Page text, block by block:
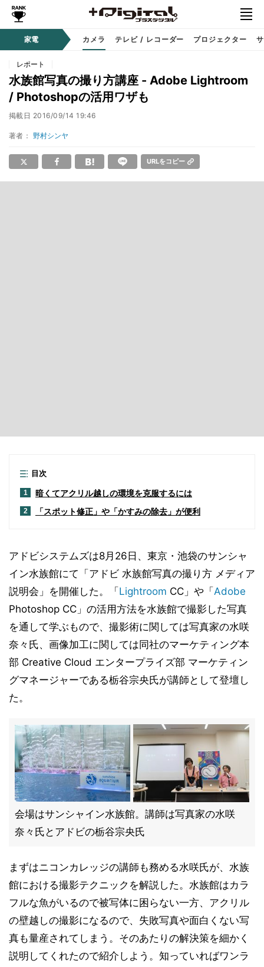
家電 カメラ テレビ / レコーダー プロジェクター
レポート
水族館写真の撮り方講座 - Adobe Lightroom
/ Photoshopの活用ワザも
掲載日 2016/09/14 19:46
著者： 野村シンヤ
URLをコピー
目次
1 暗くてアクリル越しの環境を克服するには
2 「スポット修正」や「かすみの除去」が便利
アドビシステムズは8月26日、東京・池袋のサンシャ
イン水族館にて「アドビ 水族館写真の撮り方 メディア
説明会」を開催した。「 Lightroom CC」や「 Adobe
Photoshop CC」の活用方法を水族館で撮影した写真
を通して学ぶもので、撮影術に関しては写真家の水咲
奈々氏、画像加工に関しては同社のマーケティング本
部 Creative Cloud エンタープライズ部 マーケティン
グマネージャーである栃谷宗央氏が講師として登壇し
た。
会場はサンシャイン水族館。講師は写真家の水咲
奈々氏とアドビの栃谷宗央氏
まずはニコンカレッジの講師も務める水咲氏が、水族
館における撮影テクニックを解説した。水族館はカラ
フルな魚がいるので被写体に困らない一方、アクリル
の壁越しの撮影になるので、失敗写真や面白くない写
真も量産されてしまう。そのあたりの解決策を細かく
説明してくれたので紹介しよう。知っていればワンラ